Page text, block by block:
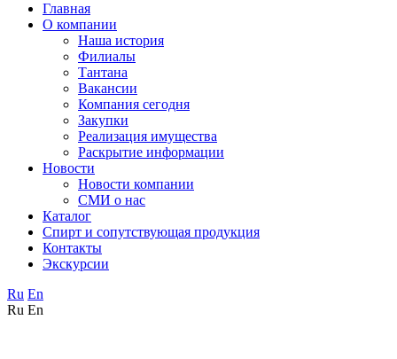
Главная
О компании
Наша история
Филиалы
Тантана
Вакансии
Компания сегодня
Закупки
Реализация имущества
Раскрытие информации
Новости
Новости компании
СМИ о нас
Каталог
Спирт и сопутствующая продукция
Контакты
Экскурсии
Ru En
Ru En